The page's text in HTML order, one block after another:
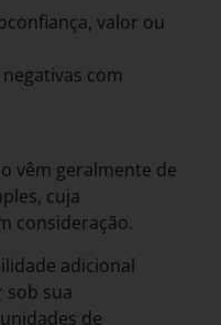
valor ou
com
vêm geralmente de
cuja
consideração.
adicional
sob sua
de